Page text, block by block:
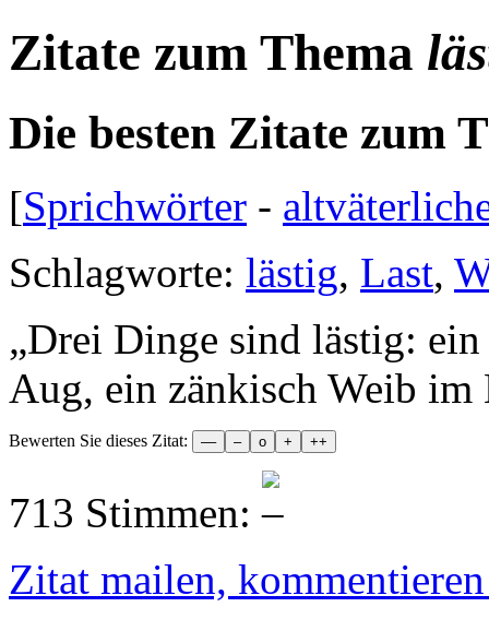
Zitate zum Thema
Die besten Zitate zum
[Sprichwörter -
Schlagworte: lästig, Last,
„Drei Dinge sind lästig:
Aug, ein zänkisch Weib im
Bewerten Sie dieses Zitat:
713 Stimmen:
Zitat mailen,